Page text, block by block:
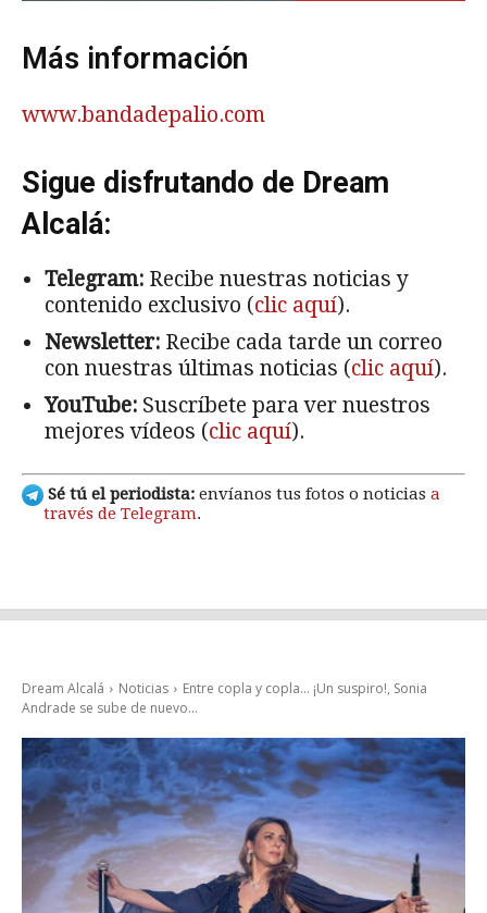
Más información
www.bandadepalio.com
Sigue disfrutando de Dream
Alcalá:
Telegram: Recibe nuestras noticias y
contenido exclusivo (clic aquí).
Newsletter: Recibe cada tarde un correo
con nuestras últimas noticias (clic aquí).
YouTube: Suscríbete para ver nuestros
mejores vídeos (clic aquí).
Sé tú el periodista: envíanos tus fotos o noticias a
través de Telegram.